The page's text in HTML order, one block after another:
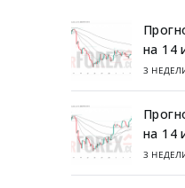
на 14
3
на 14
3